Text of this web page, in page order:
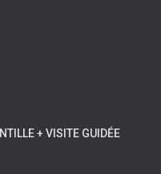
+ VISITE GUIDÉE